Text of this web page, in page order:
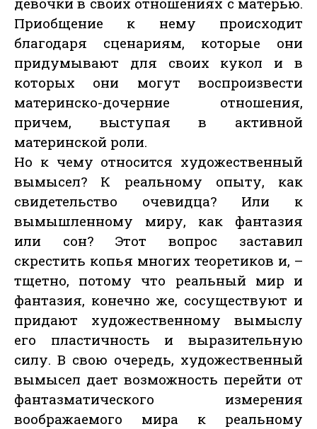
Приобщение к нему происходит
благодаря сценариям, которые они
придумывают для своих кукол и в
которых они могут воспроизвести
материнско-дочерние отношения,
причем, выступая в активной
материнской роли.
Но к чему относится художественный
вымысел? К реальному опыту, как
свидетельство очевидца? Или к
вымышленному миру, как фантазия
или сон? Этот вопрос заставил
скрестить копья многих теоретиков и, –
тщетно, потому что реальный мир и
фантазия, конечно же, сосуществуют и
придают художественному вымыслу
его пластичность и выразительную
силу. В свою очередь, художественный
вымысел дает возможность перейти от
фантазматического измерения
воображаемого мира к реальному